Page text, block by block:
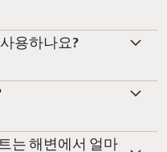
용하나요?
는 해변에서 얼마